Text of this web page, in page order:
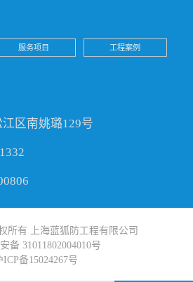
服务项目 工程案例
区南姚璐129号
所有 上海蓝狐防工程有限公司
备 31011802004010号
ICP备15024267号